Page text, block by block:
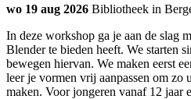
wo 19 aug 2026 Bibliotheek in
In deze workshop ga je aan de slag
Blender te bieden heeft. We starten
bewegen hiervan. We maken eerst
leer je vormen vrij aanpassen om zo
maken. Voor jongeren vanaf 12 jaar